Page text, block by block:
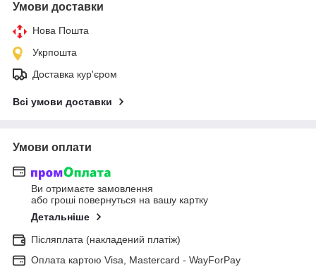
Умови доставки
Нова Пошта
Укрпошта
Доставка кур'єром
Всі умови доставки
Умови оплати
Ви отримаєте замовлення
або гроші повернуться на вашу картку
Детальніше
Післяплата (накладений платіж)
Оплата картою Visa, Mastercard - WayForPay